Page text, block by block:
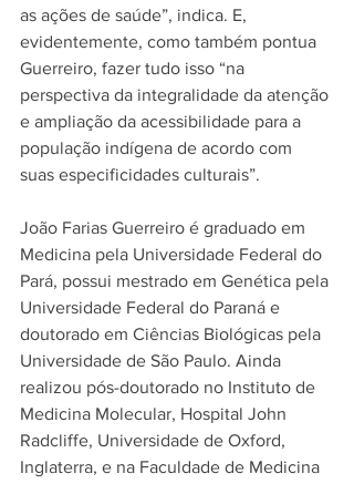
as ações de saúde”, indica. E,
evidentemente, como também pontua
Guerreiro, fazer tudo isso “na
perspectiva da integralidade da atenção
e ampliação da acessibilidade para a
população indígena de acordo com
suas especificidades culturais”.
João Farias Guerreiro é graduado em
Medicina pela Universidade Federal do
Pará, possui mestrado em Genética pela
Universidade Federal do Paraná e
doutorado em Ciências Biológicas pela
Universidade de São Paulo. Ainda
realizou pós-doutorado no Instituto de
Medicina Molecular, Hospital John
Radcliffe, Universidade de Oxford,
Inglaterra, e na Faculdade de Medicina